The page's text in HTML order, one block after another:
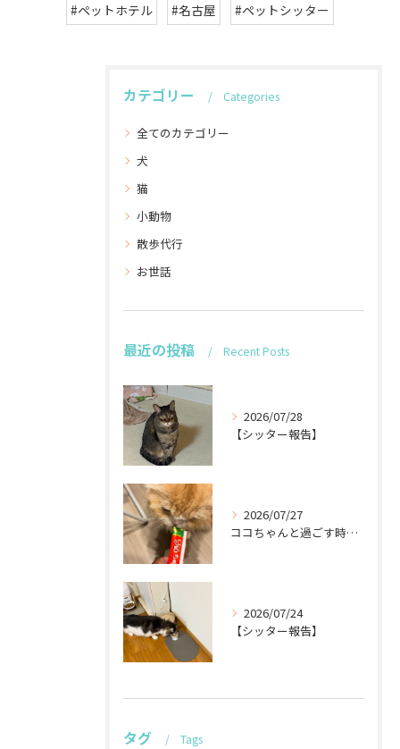
#ペットホテル #名古屋 #ペットシッター
カテゴリー Categories
全てのカテゴリー
犬
猫
小動物
散歩代行
お世話
最近の投稿 Recent Posts
2026/07/28
【シッター報告】
2026/07/27
ココちゃんと過ごす時間が待ち遠しい！🐾
2026/07/24
【シッター報告】
タグ Tags